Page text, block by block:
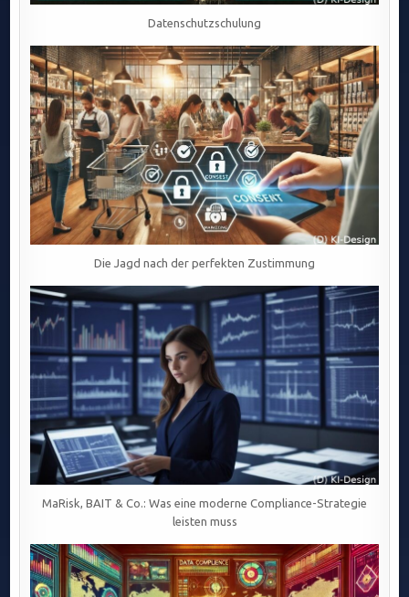
Datenschutzschulung
Die Jagd nach der perfekten Zustimmung
MaRisk, BAIT & Co.: Was eine moderne Compliance-Strategie
leisten muss